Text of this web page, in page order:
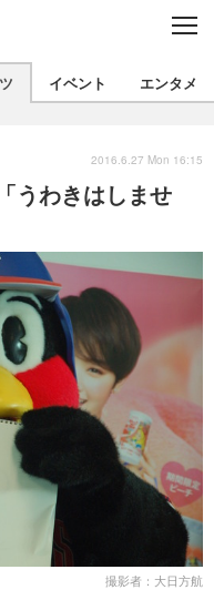
C
E
衣類
バックナンバー
インプレ
国内
まとめ
写真
スポーツ
文化
出版／映画
ファッション
政治
イベント エンタメ
うわきはしませ
2016.6.27 Mon 16:15
撮影者：大日方航